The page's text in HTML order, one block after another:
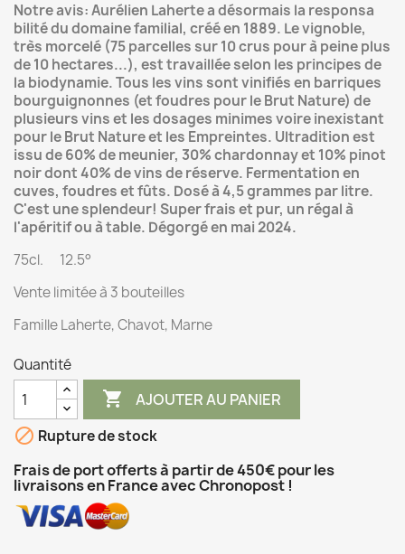
Notre avis: Aurélien Laherte a désormais la responsa
bilité du domaine familial, créé en 1889. Le vignoble,
très morcelé (75 parcelles sur 10 crus pour à peine plus
de 10 hectares...), est travaillée selon les principes de
la biodynamie. Tous les vins sont vinifiés en barriques
bourguignonnes (et foudres pour le Brut Nature) de
plusieurs vins et les dosages minimes voire inexistant
pour le Brut Nature et les Empreintes. Ultradition est
issu de 60% de meunier, 30% chardonnay et 10% pinot
noir dont 40% de vins de réserve. Fermentation en
cuves, foudres et fûts. Dosé à 4,5 grammes par litre.
C'est une splendeur! Super frais et pur, un régal à
l'apéritif ou à table. Dégorgé en mai 2024.
75cl. 12.5°
Vente limitée à 3 bouteilles
Famille Laherte, Chavot, Marne
Quantité
 AJOUTER AU PANIER
 Rupture de stock
Frais de port offerts à partir de 450€ pour les
livraisons en France avec Chronopost !